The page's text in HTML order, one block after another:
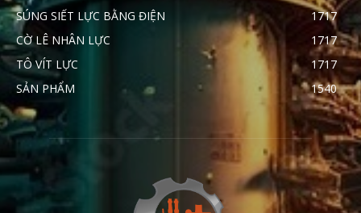
SÚNG SIẾT LỰC BẰNG ĐIỆN
1717
CỜ LÊ NHÂN LỰC
1717
TÔ VÍT LỰC
1717
SẢN PHẨM
1540